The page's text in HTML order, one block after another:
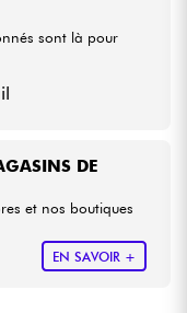
DE
et nos boutiques
EN SAVOIR +
sont là pour